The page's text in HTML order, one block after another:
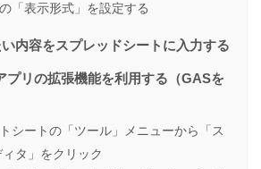
「表示形式」を設定する
内容をスプレッドシートに入力する
プリの拡張機能を利用する（GASを
シートの「ツール」メニューから「ス
タ」をクリック